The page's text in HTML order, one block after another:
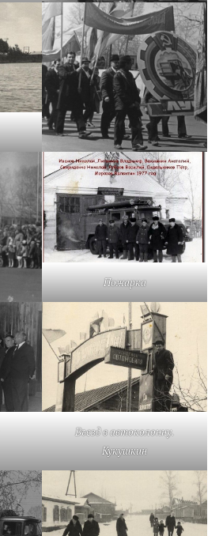
Пожарка
Въезд в автоколонну.
Кукушкин